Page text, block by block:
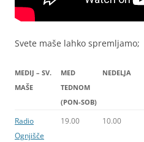
Svete maše lahko spremljamo;
MEDIJ – SV.
MAŠE
MED
TEDNOM
(PON-SOB)
NEDELJA
Radio
Ognjišče
19.00 10.00